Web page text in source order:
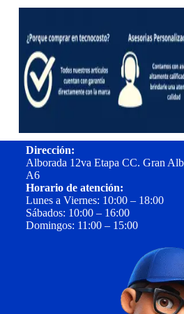
Dirección:
Alborada 12va Etapa CC. Gran
A6
Horario de atención:
Lunes a Viernes: 10:00 – 18:00
Sábados: 10:00 – 16:00
Domingos: 11:00 – 15:00